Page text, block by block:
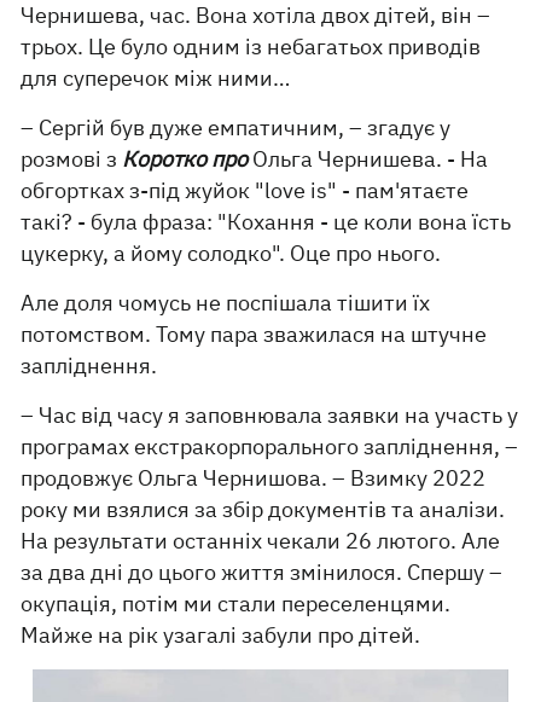
Чернишева, час. Вона хотіла двох дітей, він –
трьох. Це було одним із небагатьох приводів
для суперечок між ними…
– Сергій був дуже емпатичним, – згадує у
розмові з Коротко проОльга Чернишева. - На
обгортках з-під жуйок "love is" - пам'ятаєте
такі? - була фраза: "Кохання - це коли вона їсть
цукерку, а йому солодко". Оце про нього.
Але доля чомусь не поспішала тішити їх
потомством. Тому пара зважилася на штучне
запліднення.
– Час від часу я заповнювала заявки на участь у
програмах екстракорпорального запліднення, –
продовжує Ольга Чернишова. – Взимку 2022
року ми взялися за збір документів та аналізи.
На результати останніх чекали 26 лютого. Але
за два дні до цього життя змінилося. Спершу –
окупація, потім ми стали переселенцями.
Майже на рік узагалі забули про дітей.